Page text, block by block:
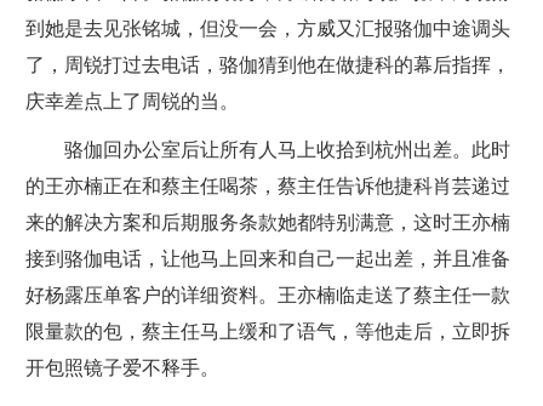
到她是去见张铭城，但没一会，方威又汇报骆伽中途调头
了，周锐打过去电话，骆伽猜到他在做捷科的幕后指挥，
庆幸差点上了周锐的当。
骆伽回办公室后让所有人马上收拾到杭州出差。此时
的王亦楠正在和蔡主任喝茶，蔡主任告诉他捷科肖芸递过
来的解决方案和后期服务条款她都特别满意，这时王亦楠
接到骆伽电话，让他马上回来和自己一起出差，并且准备
好杨露压单客户的详细资料。王亦楠临走送了蔡主任一款
限量款的包，蔡主任马上缓和了语气，等他走后，立即拆
开包照镜子爱不释手。